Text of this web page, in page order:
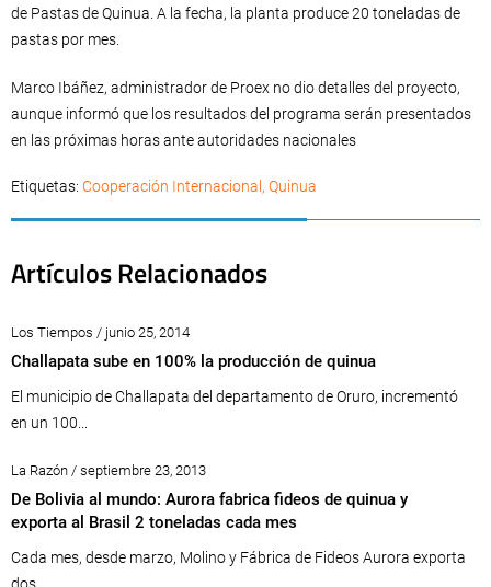
de Pastas de Quinua. A la fecha, la planta produce 20 toneladas de
pastas por mes.
Marco Ibáñez, administrador de Proex no dio detalles del proyecto,
aunque informó que los resultados del programa serán presentados
en las próximas horas ante autoridades nacionales
Etiquetas: Cooperación Internacional , Quinua
Artículos Relacionados
Los Tiempos / junio 25, 2014
Challapata sube en 100% la producción de quinua
El municipio de Challapata del departamento de Oruro, incrementó
en un 100...
La Razón / septiembre 23, 2013
De Bolivia al mundo: Aurora fabrica fideos de quinua y
exporta al Brasil 2 toneladas cada mes
Cada mes, desde marzo, Molino y Fábrica de Fideos Aurora exporta